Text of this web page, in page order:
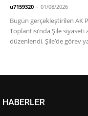
u7159320 - 01/08/2026
Bugün gerçekleştirilen AK
Toplantısı’nda Şile
düzenlendi. Şile’de görev
HABERLER